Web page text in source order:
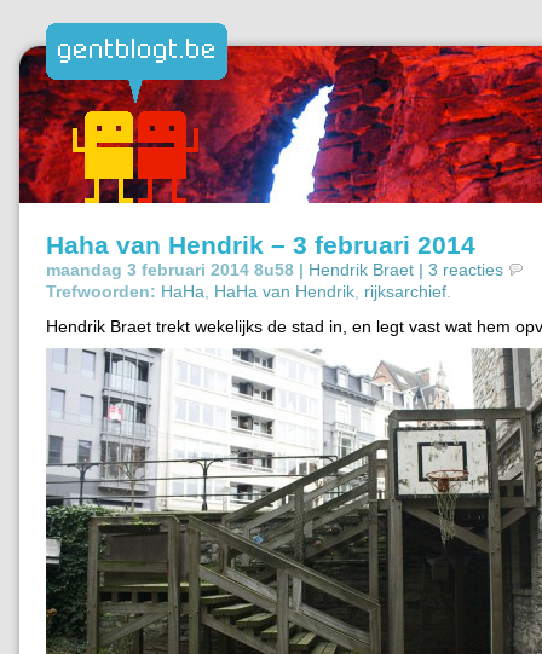
Haha van Hendrik – 3 februari 2014
maandag 3 februari 2014 8u58 | Hendrik Braet | 3 reacties
Trefwoorden: HaHa HaHa van Hendrik rijksarchief
Hendrik Braet trekt wekelijks de stad in, en legt vast wat hem